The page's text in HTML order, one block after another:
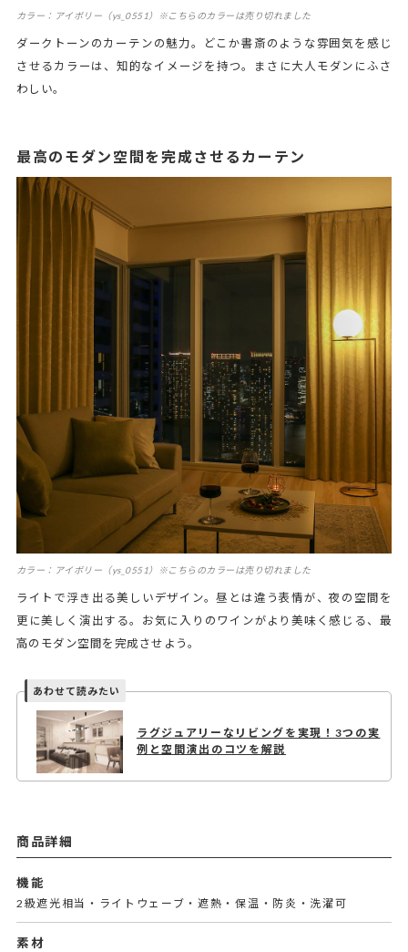
カラー：アイボリー（ys_0551）※こちらのカラーは売り切れました
ダークトーンのカーテンの魅力。どこか書斎のような雰囲気を感じ
させるカラーは、知的なイメージを持つ。まさに大人モダンにふさ
わしい。
最高のモダン空間を完成させるカーテン
カラー：アイボリー（ys_0551）※こちらのカラーは売り切れました
ライトで浮き出る美しいデザイン。昼とは違う表情が、夜の空間を
更に美しく演出する。お気に入りのワインがより美味く感じる、最
高のモダン空間を完成させよう。
ラグジュアリーなリビングを実現！3つの実
例と空間演出のコツを解説
商品詳細
機能
2級遮光相当・ライトウェーブ・遮熱・保温・防炎・洗濯可
素材